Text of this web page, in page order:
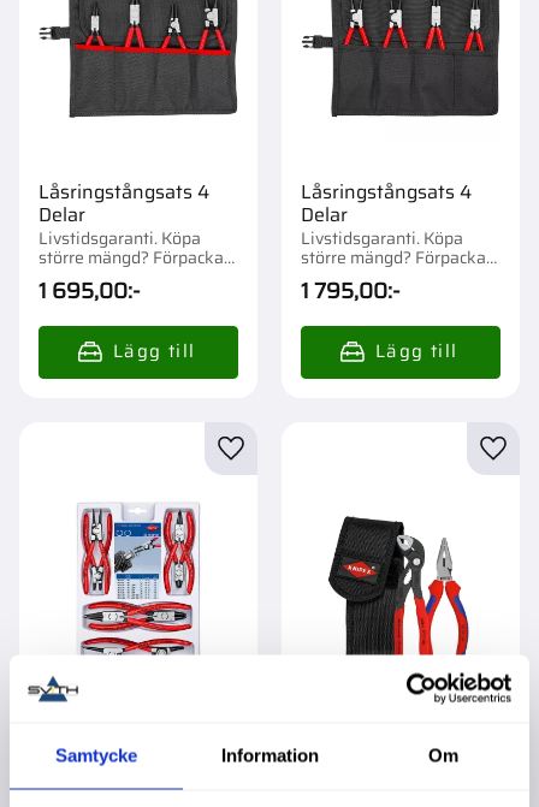
Samtycke Information Om
Låsringstångsats 4
Delar
Livstidsgaranti. Köpa
större mängd? Förpackad
om 1 st.
1 695,00:-
Låsringstångsats 4
Delar
Livstidsgaranti. Köpa
större mängd? Förpackad
om 1 st.
1 795,00:-
Delar
Livstidsgaranti. Köpa
Lägg till i favoriter
Bältesväska